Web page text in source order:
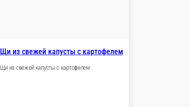
Щи из свежей капусты с картофелем
Щи из свежей капусты с картофелем